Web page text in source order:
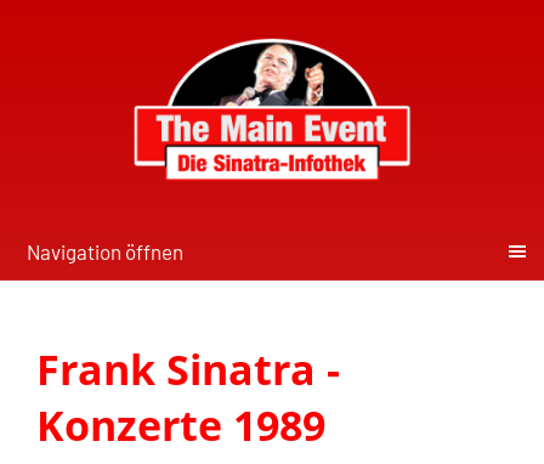
Navigation öffnen
Frank Sinatra -
Konzerte 1989